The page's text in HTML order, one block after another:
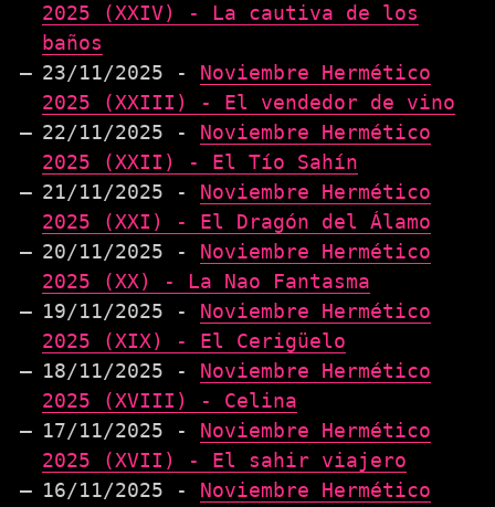
2025 (XXIV) - La cautiva de los
baños
23/11/2025 - Noviembre Hermético
2025 (XXIII) - El vendedor de vino
22/11/2025 - Noviembre Hermético
2025 (XXII) - El Tío Sahín
21/11/2025 - Noviembre Hermético
2025 (XXI) - El Dragón del Álamo
20/11/2025 - Noviembre Hermético
2025 (XX) - La Nao Fantasma
19/11/2025 - Noviembre Hermético
2025 (XIX) - El Cerigüelo
18/11/2025 - Noviembre Hermético
2025 (XVIII) - Celina
17/11/2025 - Noviembre Hermético
2025 (XVII) - El sahir viajero
16/11/2025 - Noviembre Hermético